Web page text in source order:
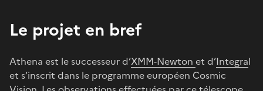
Le projet en bref
Athena est le successeur d’XMM-Newton et d’Integral
et s’inscrit dans le programme européen Cosmic